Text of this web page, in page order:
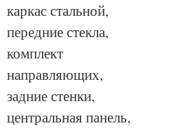
каркас стальной,
передние стекла,
комплект
направляющих,
задние стенки,
центральная панель,